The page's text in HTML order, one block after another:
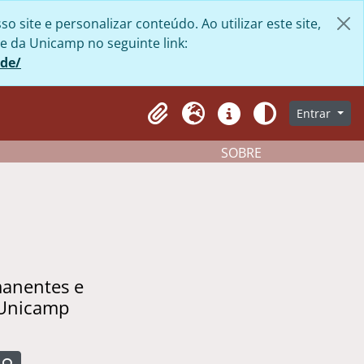
site e personalizar conteúdo. Ao utilizar este site,
da Unicamp no seguinte link:
Clipboard
Idioma AtalhosAparênciaEntrar
SOBRE
e